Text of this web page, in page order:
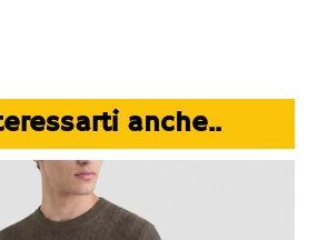
anche..